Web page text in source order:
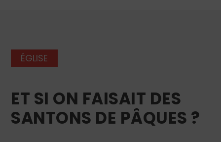
ÉGLISE
ET SI ON FAISAIT DES
SANTONS DE PÂQUES ?